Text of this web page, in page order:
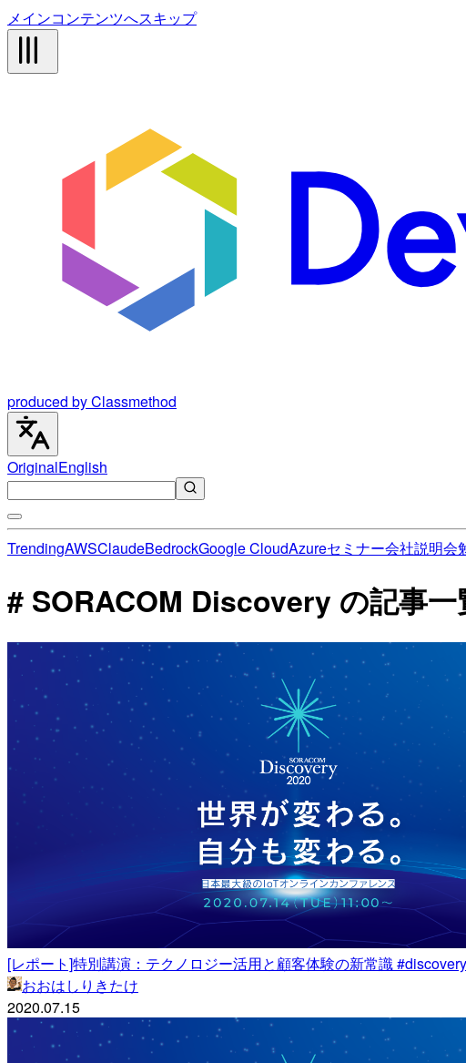
メインコンテンツへスキップ
produced by Classmethod
OriginalEnglish
TrendingAWSClaudeBedrockGoogle CloudAzureセミナー会社説明会
# SORACOM Discovery の記事一
[レポート]特別講演：テクノロジー活用と顧客体験の新常識
おおはしりきたけ
2020.07.15